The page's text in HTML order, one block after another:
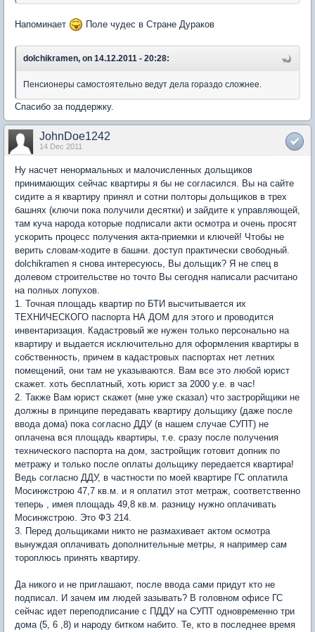
Напоминает Поле чудес в Стране Дураков
dolchikramen, on 14.12.2011 - 20:28:
Пенсионеры самостоятельно ведут дела гораздо сложнее.
Спасибо за поддержку.
JohnDoe1242
14 Dec 2011
Ну насчет ненормальных и малочисленных дольщиков
принимающих сейчас квартиры я бы не согласился. Вы на сайте
сидите а я квартиру принял и сотни полторы дольщиков в трех
башнях (ключи пока получили десятки) и зайдите к управляющей,
там куча народа которые подписали акти осмотра и очень просят
ускорить процесс получения акта-приемки и ключей! Чтобы не
верить словам-ходите в башни. доступ практически свободный.
dolchikramen я снова интересуюсь, Вы дольщик? Я не спец в
долевом строительстве но точто Вы сегодня написали расчитано
на полных лопухов.
1. Точная площадь квартир по БТИ высчитывается их
ТЕХНИЧЕСКОГО паспорта НА ДОМ для этого и проводится
инвентаризация. Кадастровый же нужен только персонально на
квартиру и выдается исключительно для оформления квартиры в
собственность, причем в кадастровых паспортах нет летних
помещений, они там не указываются. Вам все это любой юрист
скажет. хоть бесплатный, хоть юрист за 2000 у.е. в час!
2. Также Вам юрист скажет (мне уже сказал) что застрорйщики не
должны в принципе передавать квартиру дольщику (даже после
ввода дома) пока согласно ДДУ (в нашем случае СУПТ) не
оплачена вся площадь квартиры, т.е. сразу после получения
технического паспорта на дом, застройщик готовит допник по
метражу и только после оплаты дольщику передается квартира!
Ведь согласно ДДУ, в частности по моей квартире ГС оплатила
Мосинжстрою 47,7 кв.м. и я оплатил этот метраж, соответственно
теперь , имея площадь 49,8 кв.м. разницу нужно оплачивать
Мосинжстрою. Это ФЗ 214.
3. Перед дольщиками никто не размахивает актом осмотра
вынуждая оплачивать дополнительные метры, я например сам
тороплюсь принять квартиру.
Да никого и не приглашают, после ввода сами придут кто не
подписал. И зачем им людей зазывать? В головном офисе ГС
сейчас идет переподписание с ПДДУ на СУПТ одновременно три
дома (5, 6 ,8) и народу битком набито. Те, кто в последнее время